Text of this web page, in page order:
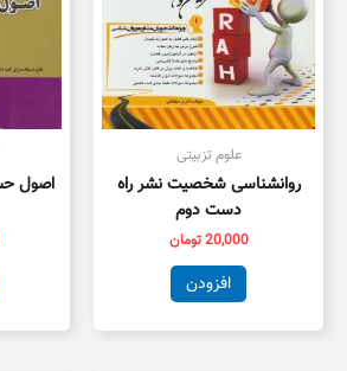
علوم تزبیتی
روانشناسی شخصیت نشر راه
دست دوم
20,000تومان
افزودن